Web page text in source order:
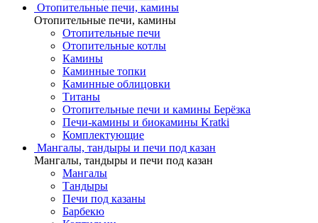
Отопительные печи, камины
Отопительные печи, камины
Отопительные печи
Отопительные котлы
Камины
Каминные топки
Каминные облицовки
Титаны
Отопительные печи и камины Берёзка
Печи-камины и биокамины Kratki
Комплектующие
Мангалы, тандыры и печи под казан
Мангалы, тандыры и печи под казан
Мангалы
Тандыры
Печи под казаны
Барбекю